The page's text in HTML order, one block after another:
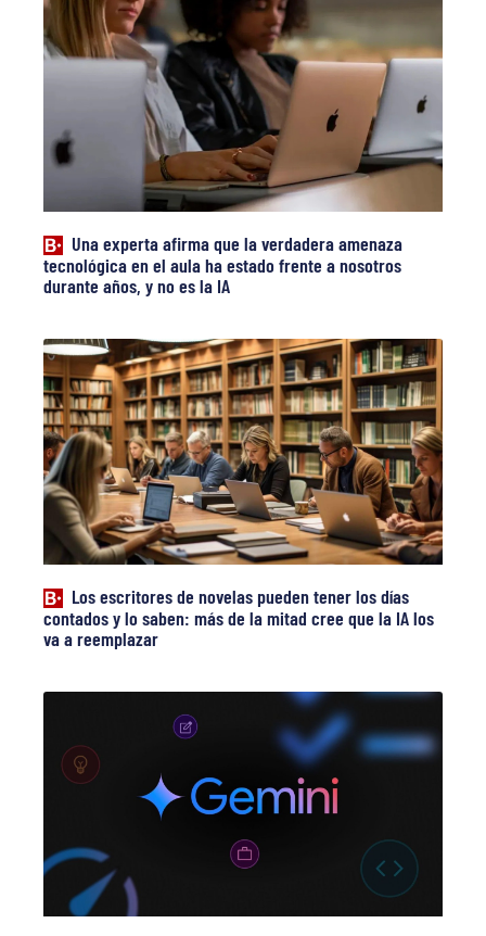
Una experta afirma que la verdadera amenaza
tecnológica en el aula ha estado frente a nosotros
durante años, y no es la IA
Los escritores de novelas pueden tener los días
contados y lo saben: más de la mitad cree que la IA los
va a reemplazar